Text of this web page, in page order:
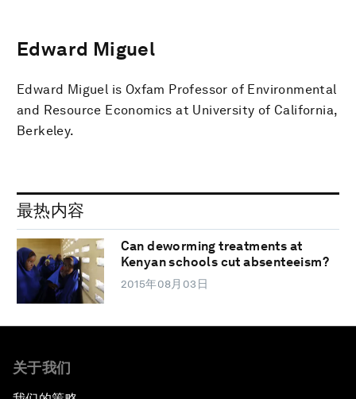
Edward Miguel
Edward Miguel is Oxfam Professor of Environmental
and Resource Economics at University of California,
Berkeley.
最热内容
Can deworming treatments at
Kenyan schools cut absenteeism?
2015年08月03日
关于我们